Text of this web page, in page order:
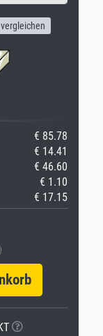
€ 85.78
€ 14.41
€ 46.60
€ 1.10
€ 17.15